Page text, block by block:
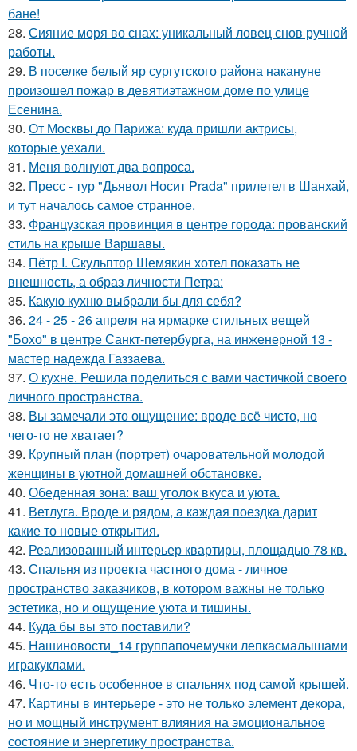
бане!
28. Сияние моря во снах: уникальный ловец снов ручной
работы.
29. В поселке белый яр сургутского района накануне
произошел пожар в девятиэтажном доме по улице
Есенина.
30. От Москвы до Парижа: куда пришли актрисы,
которые уехали.
31. Меня волнуют два вопроса.
32. Пресс - тур "Дьявол Носит Prada" прилетел в Шанхай,
и тут началось самое странное.
33. Французская провинция в центре города: прованский
стиль на крыше Варшавы.
34. Пётр I. Скульптор Шемякин хотел показать не
внешность, а образ личности Петра:
35. Какую кухню выбрали бы для себя?
36. 24 - 25 - 26 апреля на ярмарке стильных вещей
"Бохо" в центре Санкт-петербурга, на инженерной 13 -
мастер надежда Газзаева.
37. О кухне. Решила поделиться с вами частичкой своего
личного пространства.
38. Вы замечали это ощущение: вроде всё чисто, но
чего-то не хватает?
39. Крупный план (портрет) очаровательной молодой
женщины в уютной домашней обстановке.
40. Обеденная зона: ваш уголок вкуса и уюта.
41. Ветлуга. Вроде и рядом, а каждая поездка дарит
какие то новые открытия.
42. Реализованный интерьер квартиры, площадью 78 кв.
43. Спальня из проекта частного дома - личное
пространство заказчиков, в котором важны не только
эстетика, но и ощущение уюта и тишины.
44. Куда бы вы это поставили?
45. Нашиновости_14 группапочемучки лепкасмалышами
игракуклами.
46. Что-то есть особенное в спальнях под самой крышей.
47. Картины в интерьере - это не только элемент декора,
но и мощный инструмент влияния на эмоциональное
состояние и энергетику пространства.